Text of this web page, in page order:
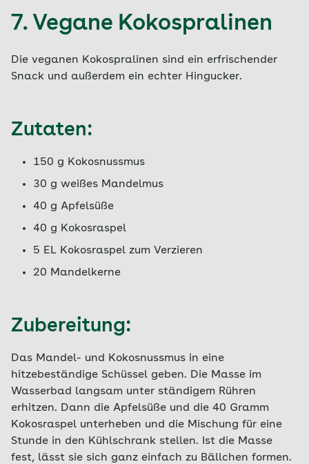
7. Vegane Kokospralinen
Die veganen Kokospralinen sind ein erfrischender
Snack und außerdem ein echter Hingucker.
Zutaten:
150 g Kokosnussmus
30 g weißes Mandelmus
40 g Apfelsüße
40 g Kokosraspel
5 EL Kokosraspel zum Verzieren
20 Mandelkerne
Zubereitung:
Das Mandel- und Kokosnussmus in eine
hitzebeständige Schüssel geben. Die Masse im
Wasserbad langsam unter ständigem Rühren
erhitzen. Dann die Apfelsüße und die 40 Gramm
Kokosraspel unterheben und die Mischung für eine
Stunde in den Kühlschrank stellen. Ist die Masse
fest, lässt sie sich ganz einfach zu Bällchen formen.